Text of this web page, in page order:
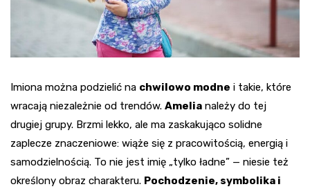
Imiona można podzielić na chwilowo modne i takie, które
wracają niezależnie od trendów. Amelia należy do tej
drugiej grupy. Brzmi lekko, ale ma zaskakująco solidne
zaplecze znaczeniowe: wiąże się z pracowitością, energią i
samodzielnością. To nie jest imię „tylko ładne” — niesie też
określony obraz charakteru. Pochodzenie, symbolika i